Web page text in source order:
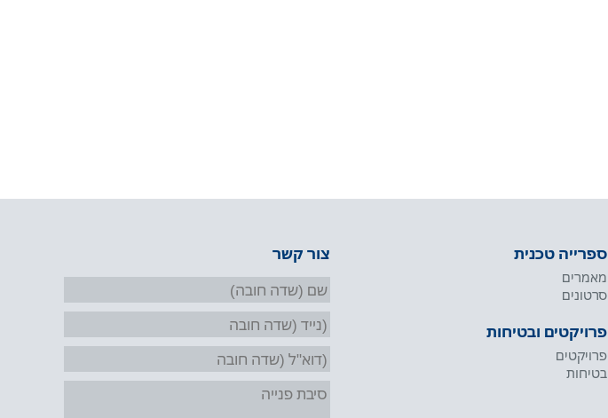
צור קשר ספרייה טכנית
מאמרים
סרטונים
פרויקטים ובטיחות
פרויקטים
בטיחות